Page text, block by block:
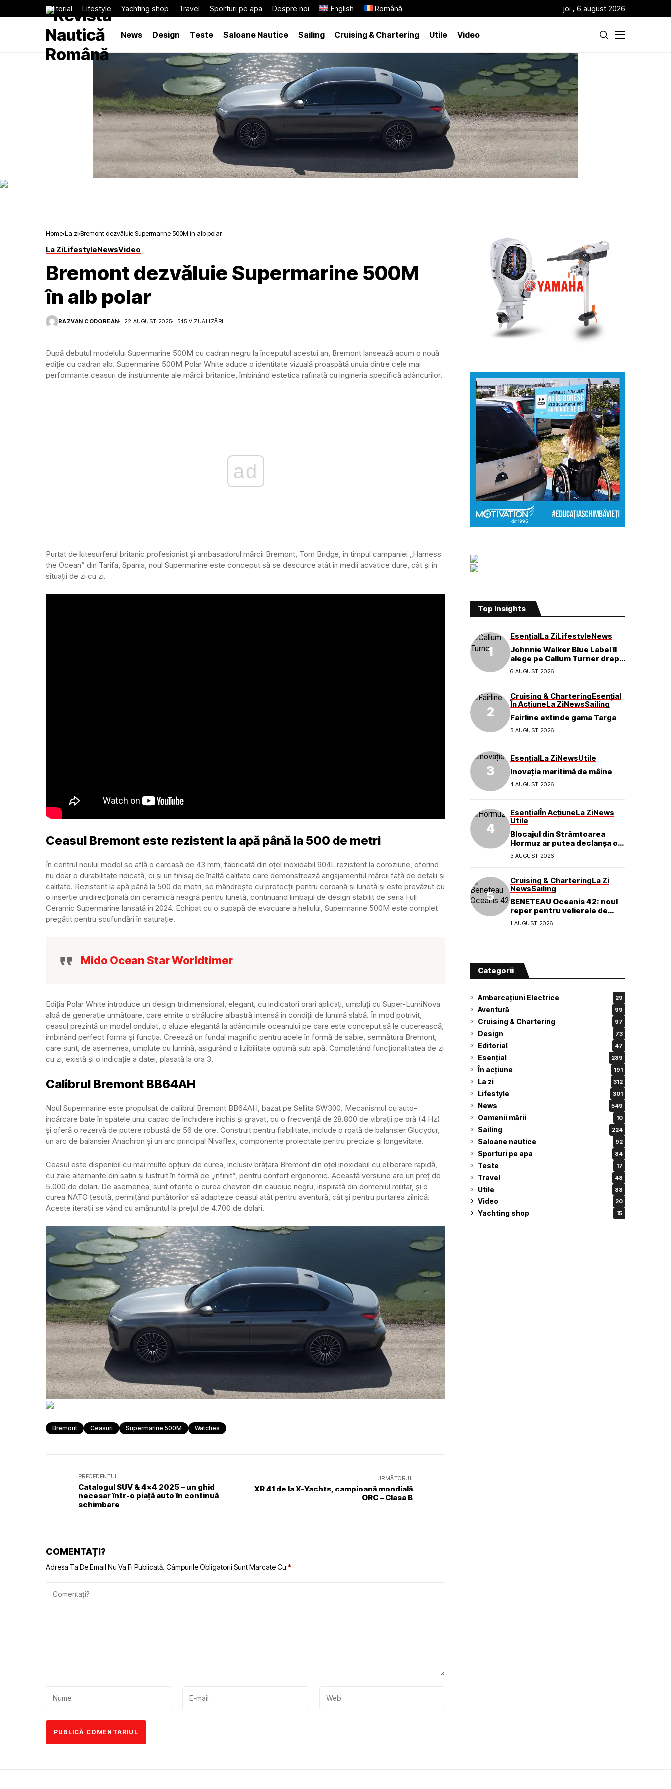
Editorial Lifestyle Yachting shop Travel Sporturi pe apa Despre noi English Română joi , 6 august 2026
News Design Teste Saloane Nautice Sailing Cruising & Chartering Utile Video
Home La zi Bremont dezvăluie Supermarine 500M în alb polar
La ZiLifestyleNewsVideo
Bremont dezvăluie Supermarine 500M
în alb polar
RAZVAN CODOREAN 22 AUGUST 2025 545 VIZUALIZĂRI
După debutul modelului Supermarine 500M cu cadran negru la începutul acestui an, Bremont lansează acum o nouă
ediție cu cadran alb. Supermarine 500M Polar White aduce o identitate vizuală proaspătă unuia dintre cele mai
performante ceasuri de instrumente ale mărcii britanice, îmbinând estetica rafinată cu ingineria specifică adâncurilor.
ad
Purtat de kitesurferul britanic profesionist și ambasadorul mărcii Bremont, Tom Bridge, în timpul campaniei „Harness
the Ocean” din Tarifa, Spania, noul Supermarine este conceput să se descurce atât în medii acvatice dure, cât și în
situații de zi cu zi.
Ceasul Bremont este rezistent la apă până la 500 de metri
În centrul noului model se află o carcasă de 43 mm, fabricată din oțel inoxidabil 904L rezistent la coroziune, oferind
nu doar o durabilitate ridicată, ci și un finisaj de înaltă calitate care demonstrează angajamentul mărcii față de detalii și
calitate. Rezistent la apă până la 500 de metri, se mândrește cu protecții pentru coroană și lunetă și este prevăzut cu
o inserție unidirecțională din ceramică neagră pentru lunetă, continuând limbajul de design stabilit de seria Full
Ceramic Supermarine lansată în 2024. Echipat cu o supapă de evacuare a heliului, Supermarine 500M este complet
pregătit pentru scufundări în saturație.
Mido Ocean Star Worldtimer
Ediția Polar White introduce un design tridimensional, elegant, cu indicatori orari aplicați, umpluți cu Super-LumiNova
albă de generație următoare, care emite o strălucire albastră intensă în condiții de lumină slabă. În mod potrivit,
ceasul prezintă un model ondulat, o aluzie elegantă la adâncimile oceanului pe care este conceput să le cucerească,
îmbinând perfect forma și funcția. Creează un fundal magnific pentru acele în formă de sabie, semnătura Bremont,
care sunt, de asemenea, umplute cu lumină, asigurând o lizibilitate optimă sub apă. Completând funcționalitatea de zi
cu zi, există și o indicație a datei, plasată la ora 3.
Calibrul Bremont BB64AH
Noul Supermarine este propulsat de calibrul Bremont BB64AH, bazat pe Sellita SW300. Mecanismul cu auto-
încărcare bate în spatele unui capac de închidere închis și gravat, cu o frecvență de 28.800 de vibrații pe oră (4 Hz)
și oferă o rezervă de putere robustă de 56 de ore. Construit pentru fiabilitate, include o roată de balansier Glucydur,
un arc de balansier Anachron și un arc principal Nivaflex, componente proiectate pentru precizie și longevitate.
Ceasul este disponibil cu mai multe opțiuni de curea, inclusiv brățara Bremont din oțel inoxidabil cu eliberare rapidă,
cu zale alternante din satin și lustruit în formă de „infinit”, pentru confort ergonomic. Această versiune are un preț de
5.000 de dolari. De asemenea, sunt oferite o curea chevron din cauciuc negru, inspirată din domeniul militar, și o
curea NATO țesută, permițând purtătorilor să adapteze ceasul atât pentru aventură, cât și pentru purtarea zilnică.
Aceste iterații se vând cu amănuntul la prețul de 4.700 de dolari.
Bremont Ceasuri Supermarine 500M Watches
PRECEDENTUL
Catalogul SUV & 4×4 2025 – un ghid
necesar într-o piață auto în continuă
schimbare
URMĂTORUL
XR 41 de la X-Yachts, campioană mondială
ORC – Clasa B
COMENTAȚI?
Adresa Ta De Email Nu Va Fi Publicată. Câmpurile Obligatorii Sunt Marcate Cu *
Top Insights
EsențialLa ZiLifestyleNews
Johnnie Walker Blue Label îl
alege pe Callum Turner drept
noul ambasador global al
mărcii
6 AUGUST 2026
Cruising & CharteringEsențial
În AcțiuneLa ZiNewsSailing
Fairline extinde gama Targa
5 AUGUST 2026
EsențialLa ZiNewsUtile
Inovația maritimă de mâine
4 AUGUST 2026
EsențialÎn AcțiuneLa ZiNews
Utile
Blocajul din Strâmtoarea
Hormuz ar putea declanșa o
criză ecologică globală
3 AUGUST 2026
Cruising & CharteringLa Zi
NewsSailing
BENETEAU Oceanis 42: noul
reper pentru velierele de
croazieră de 40 de picioare
1 AUGUST 2026
Categorii
Ambarcațiuni Electrice 29
Aventură 99
Cruising & Chartering 97
Design 73
Editorial 47
Esențial 289
În acțiune 191
La zi 312
Lifestyle 301
News 549
Oamenii mării 10
Sailing 224
Saloane nautice 92
Sporturi pe apa 84
Teste 17
Travel 48
Utile 88
Video 20
Yachting shop 15